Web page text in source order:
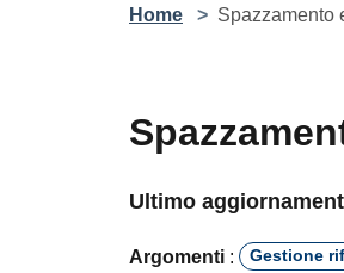
Home > Spazzamento
Ultimo aggiornamento
Argomenti: Gestione rifiuti